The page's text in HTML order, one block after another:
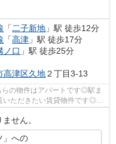
「二子新地 」駅 徒歩12分
「高津 」駅 徒歩17分
ノ口 」駅 徒歩25分
高津区久地２丁目3-13
の物件はアパートです◎駅ま
ただきたい賃貸物件です◎メ
せん。
」への